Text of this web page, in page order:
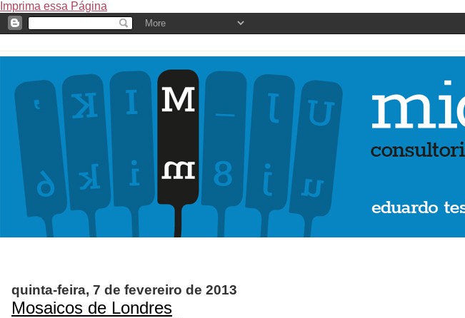
Imprima essa Página
quinta-feira, 7 de fevereiro de 2013
Mosaicos de Londres